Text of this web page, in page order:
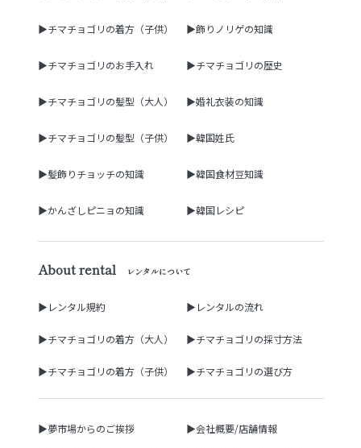
▶チマチョゴリの着方（子供） ▶飾りノリゲの知識
▶チマチョゴリのお手入れ ▶チマチョゴリの歴史
▶チマチョゴリの髪型（大人） ▶婚礼衣装の知識
▶チマチョゴリの髪型（子供） ▶韓国姓氏
▶髪飾りチョッチの知識 ▶韓国食材豆知識
▶かんざしピニョの知識 ▶韓国レシピ
About rental レンタルについて
▶レンタル規約 ▶レンタルの流れ
▶チマチョゴリの着方（大人） ▶チマチョゴリの採寸方法
▶チマチョゴリの着方（子供） ▶チマチョゴリの選び方
▶夢市場からのご挨拶 ▶会社概要/店舗情報